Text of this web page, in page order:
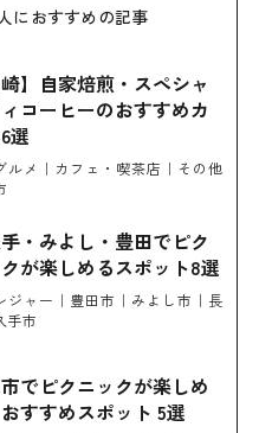
におすすめの記事
崎】自家焙煎・スペシャ
コーヒーのおすすめカ
選
ルメ｜カフェ・喫茶店｜その他
・みよし・豊田でピク
が楽しめるスポット8選
ジャー｜豊田市｜みよし市｜長
手市
でピクニックが楽しめ
すすめスポット 5選